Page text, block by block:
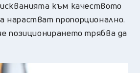
към качеството
нарастват пропорционално.
позиционирането трябва да